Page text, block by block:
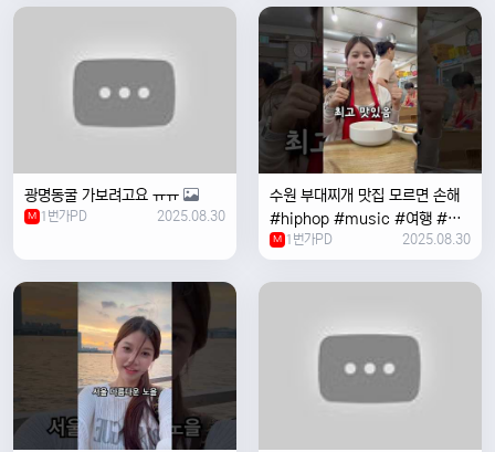
광명동굴 가보려고요 ㅠㅠ
M 1번가PD 2025.08.30
수원 부대찌개 맛집 모르면 손해
#hiphop #music #여행 #맛
집 #수원 #한국여행 #베트남여
자 #혼자여행
M 1번가PD 2025.08.30